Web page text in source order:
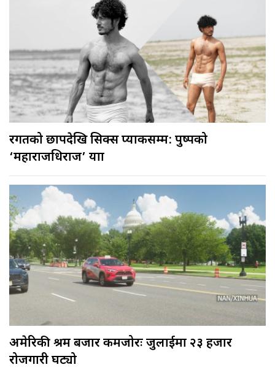
रगतको छापदेखि सिक्स प्याकसम्म: पुष्पको
‘महाराजधिराज’ यात्रा
अमेरिकी श्रम बजार कमजोरः जुलाईमा २३ हजार
रोजगारी घट्यो